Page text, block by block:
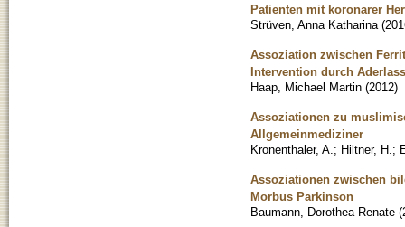
Patienten mit koronarer
Strüven, Anna Katharina (
Assoziation zwischen
Intervention durch Aderlass
Haap, Michael Martin (2012)
Assoziationen zu
Allgemeinmediziner
Kronenthaler, A. ; Hiltner, H. ;
Assoziationen zwischen
Morbus Parkinson
Baumann, Dorothea Renate (